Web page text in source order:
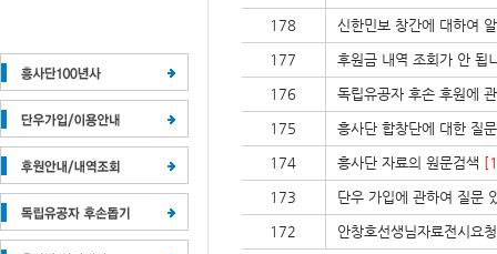
178 신한민보 창간에 대하여
177 후원금 내역 조회가 안 됩
176 독립유공자 후손 후원에
175 흥사단 합창단에 대한 질
174 흥사단 자료의 원문검색
173 단우 가입에 관하여 질문
172 안창호선생님자료전시요